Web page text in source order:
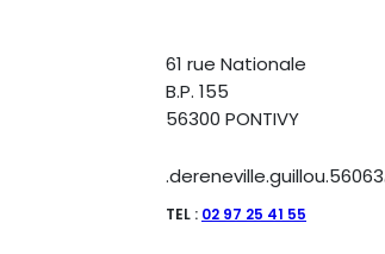
61 rue Nationale
B.P. 155
56300 PONTIVY
TEL : 02 97 25 41 55